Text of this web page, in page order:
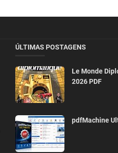
ÚLTIMAS POSTAGENS
Le Monde
2026 PDF
pdfMachine